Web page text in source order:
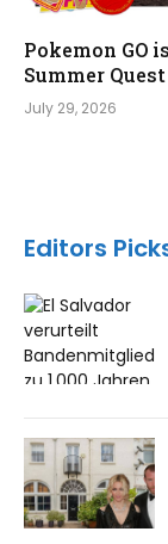
Pokemon GO
Summer Quest
July 29, 2026
Editors